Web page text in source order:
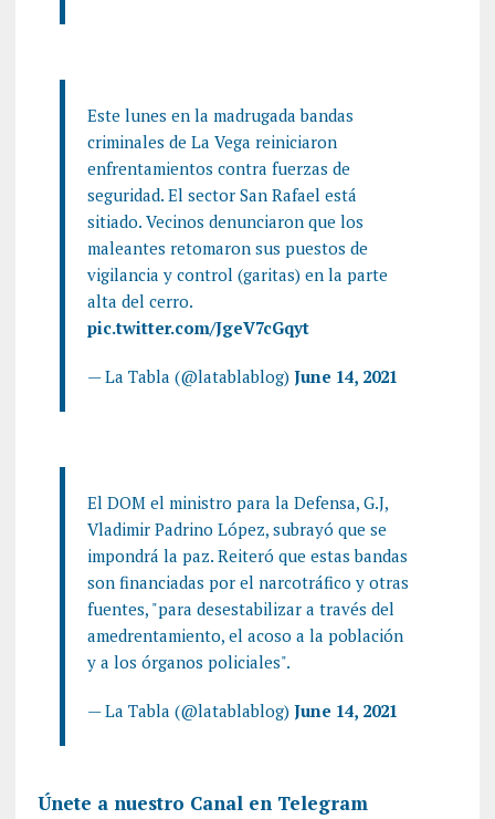
Este lunes en la madrugada bandas
criminales de La Vega reiniciaron
enfrentamientos contra fuerzas de
seguridad. El sector San Rafael está
sitiado. Vecinos denunciaron que los
maleantes retomaron sus puestos de
vigilancia y control (garitas) en la parte
alta del cerro.
pic.twitter.com/JgeV7cGqyt
— La Tabla (@latablablog) June 14, 2021
El DOM el ministro para la Defensa, G.J,
Vladimir Padrino López, subrayó que se
impondrá la paz. Reiteró que estas bandas
son financiadas por el narcotráfico y otras
fuentes, "para desestabilizar a través del
amedrentamiento, el acoso a la población
y a los órganos policiales".
— La Tabla (@latablablog) June 14, 2021
Únete a nuestro Canal en Telegram